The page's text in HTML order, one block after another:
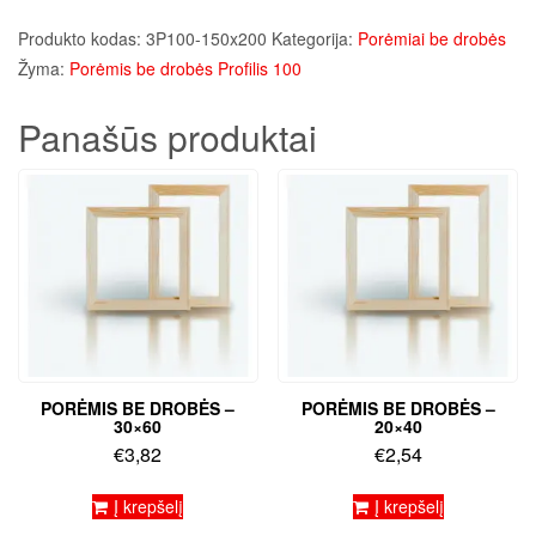
Produkto kodas: 3P100-150x200 Kategorija: Porėmiai be drobės
Žyma: Porėmis be drobės Profilis 100
Panašūs produktai
PORĖMIS BE DROBĖS –
30×60
€3,82
Į krepšelį
PORĖMIS BE DROBĖS –
20×40
€2,54
Į krepšelį